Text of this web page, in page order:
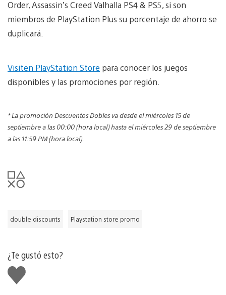
Order, Assassin’s Creed Valhalla PS4 & PS5, si son
miembros de PlayStation Plus su porcentaje de ahorro se
duplicará.
Visiten PlayStation Store para conocer los juegos
disponibles y las promociones por región.
* La promoción Descuentos Dobles va desde el miércoles 15 de
septiembre a las 00:00 (hora local) hasta el miércoles 29 de septiembre
a las 11:59 PM (hora local).
double discounts Playstation store promo
¿Te gustó esto?
Me
gusta